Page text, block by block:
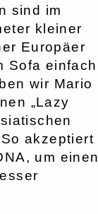
sind im
kleiner
Europäer
Sofa einfach
wir Mario
„Lazy
akzeptiert
um